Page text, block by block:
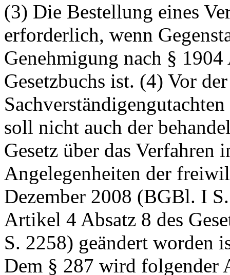
(3) Die Bestellung eines
erforderlich, wenn
Genehmigung nach §
Gesetzbuchs ist. (4) Vor
soll nicht auch der
Gesetz über das Verfahren
Angelegenheiten der
Dezember 2008 (BGBl. I
Artikel 4 Absatz 8 des
S. 2258) geändert worden
Dem § 287 wird folgender